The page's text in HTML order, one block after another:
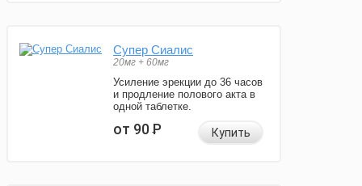
Супер Сиалис
20мг + 60мг
Усиление эрекции до 36 часов
и продление полового акта в
одной таблетке.
от 90Р Купить